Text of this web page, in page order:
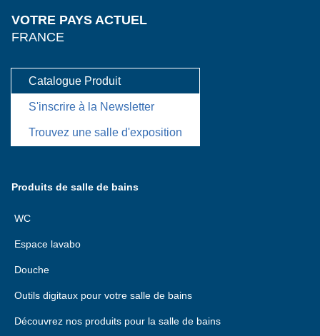
VOTRE PAYS ACTUEL
FRANCE
Catalogue Produit
S'inscrire à la Newsletter
Trouvez une salle d'exposition
Produits de salle de bains
WC
Espace lavabo
Douche
Outils digitaux pour votre salle de bains
Découvrez nos produits pour la salle de bains